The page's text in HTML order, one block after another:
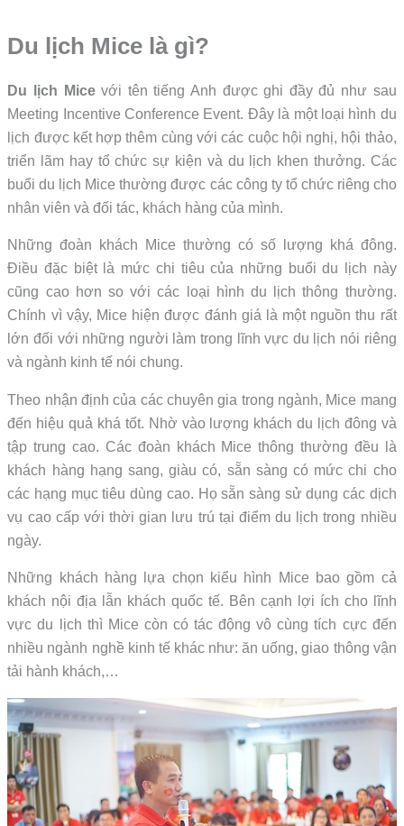
Du lịch Mice là gì?
Du lịch Micevới tên tiếng Anh được ghi đầy đủ như sau
Meeting Incentive Conference Event. Đây là một loại hình du
lịch được kết hợp thêm cùng với các cuộc hội nghị, hội thảo,
triển lãm hay tổ chức sự kiện và du lịch khen thưởng. Các
buổi du lịch Mice thường được các công ty tổ chức riêng cho
nhân viên và đối tác, khách hàng của mình.
Những đoàn khách Mice thường có số lượng khá đông.
Điều đặc biệt là mức chi tiêu của những buổi du lịch này
cũng cao hơn so với các loại hình du lịch thông thường.
Chính vì vậy, Mice hiện được đánh giá là một nguồn thu rất
lớn đối với những người làm trong lĩnh vực du lịch nói riêng
và ngành kinh tế nói chung.
Theo nhận định của các chuyên gia trong ngành, Mice mang
đến hiệu quả khá tốt. Nhờ vào lượng khách du lịch đông và
tập trung cao. Các đoàn khách Mice thông thường đều là
khách hàng hạng sang, giàu có, sẵn sàng có mức chi cho
các hạng mục tiêu dùng cao. Họ sẵn sàng sử dụng các dịch
vụ cao cấp với thời gian lưu trú tại điểm du lịch trong nhiều
ngày.
Những khách hàng lựa chọn kiểu hình Mice bao gồm cả
khách nội địa lẫn khách quốc tế. Bên cạnh lợi ích cho lĩnh
vực du lịch thì Mice còn có tác động vô cùng tích cực đến
nhiều ngành nghề kinh tế khác như: ăn uống, giao thông vận
tải hành khách,…